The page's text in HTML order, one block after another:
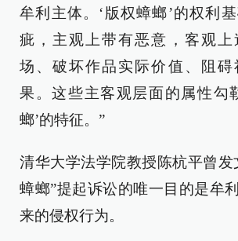
牟利主体。‘版权蟑螂’的权利
疵，主观上带有恶意，客观上
场、破坏作品实际价值、阻碍
果。这些主客观层面的属性勾
螂’的特征。”
清华大学法学院教授陈杭平曾发
蟑螂”提起诉讼的唯一目的是牟
来的侵权行为。